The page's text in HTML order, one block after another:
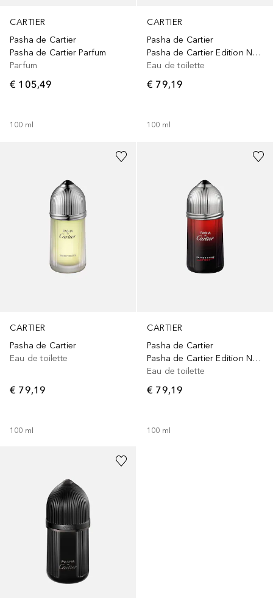
CARTIER
Pasha de Cartier
Pasha de Cartier Parfum
Parfum
€ 105,49
100 ml
CARTIER
Pasha de Cartier
Pasha de Cartier Edition Noire Eau de Toilette Spray
Eau de toilette
€ 79,19
100 ml
CARTIER
Pasha de Cartier
Eau de toilette
€ 79,19
100 ml
CARTIER
Pasha de Cartier
Pasha de Cartier Edition Noire Sport Eau de Toilette Spray
Eau de toilette
€ 79,19
100 ml